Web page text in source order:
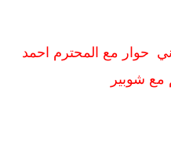
حوار مع المحترم احمد
مع شوبير